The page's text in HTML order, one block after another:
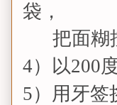
袋，
把面糊
4）以200
5）用牙签